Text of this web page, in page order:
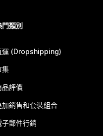
門類別
運 (Dropshipping)
集
品評價
加銷售和套裝組合
子郵件行銷